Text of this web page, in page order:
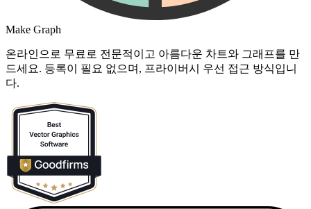
Make Graph
온라인으로 무료로 전문적이고 아름다운 차트와 그래프를 만
드세요. 등록이 필요 없으며, 프라이버시 우선 접근 방식입니
다.